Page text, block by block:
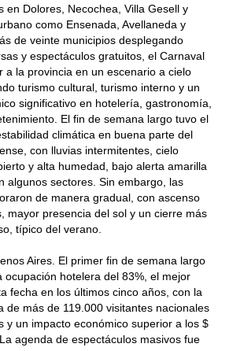
en Dolores, Necochea, Villa Gesell y
como Ensenada, Avellaneda y
de veinte municipios desplegando
y espectáculos gratuitos, el Carnaval
a la provincia en un escenario a cielo
turismo cultural, turismo interno y un
significativo en hotelería, gastronomía,
El fin de semana largo tuvo el
climática en buena parte del
con lluvias intermitentes, cielo
y alta humedad, bajo alerta amarilla
algunos sectores. Sin embargo, las
de manera gradual, con ascenso
mayor presencia del sol y un cierre más
típico del verano.
Aires. El primer fin de semana largo
ocupación hotelera del 83%, el mejor
fecha en los últimos cinco años, con la
de más de 119.000 visitantes nacionales
y un impacto económico superior a los $
agenda de espectáculos masivos fue